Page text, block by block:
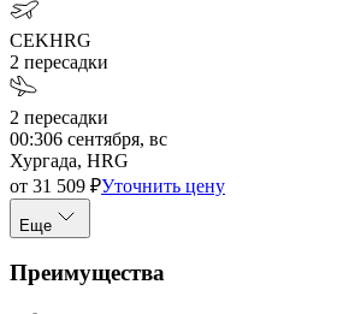
CEKHRG
2 пересадки
2 пересадки
00:306 сентября, вс
Хургада, HRG
от 31 509 ₽Уточнить цену
Еще
Преимущества